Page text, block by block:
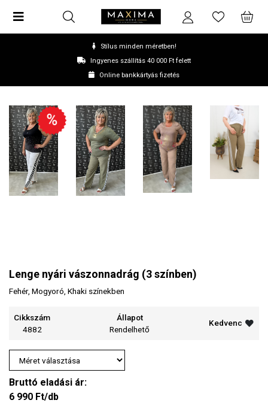
Stílus minden méretben!
Ingyenes szállítás 40 000 Ft felett
Online bankkártyás fizetés
Lenge nyári vászonnadrág (3 színben)
Fehér, Mogyoró, Khaki színekben
Cikkszám
4882
Állapot
Rendelhető
Kedvenc
Bruttó eladási ár:
6 990 Ft/db